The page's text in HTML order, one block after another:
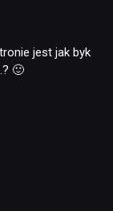
jest jak byk
🙂